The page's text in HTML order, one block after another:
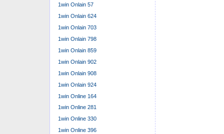
1win Onlain 57
1win Onlain 624
1win Onlain 703
1win Onlain 798
1win Onlain 859
1win Onlain 902
1win Onlain 908
1win Onlain 924
1win Online 164
1win Online 281
1win Online 330
1win Online 396